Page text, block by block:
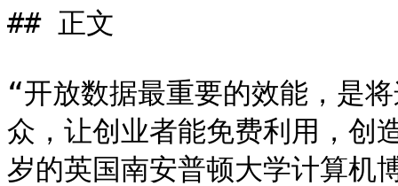
## 正文
“开放数据最重要的效能，是
众，让创业者能免费利用，创
岁的英国南安普顿大学计算机